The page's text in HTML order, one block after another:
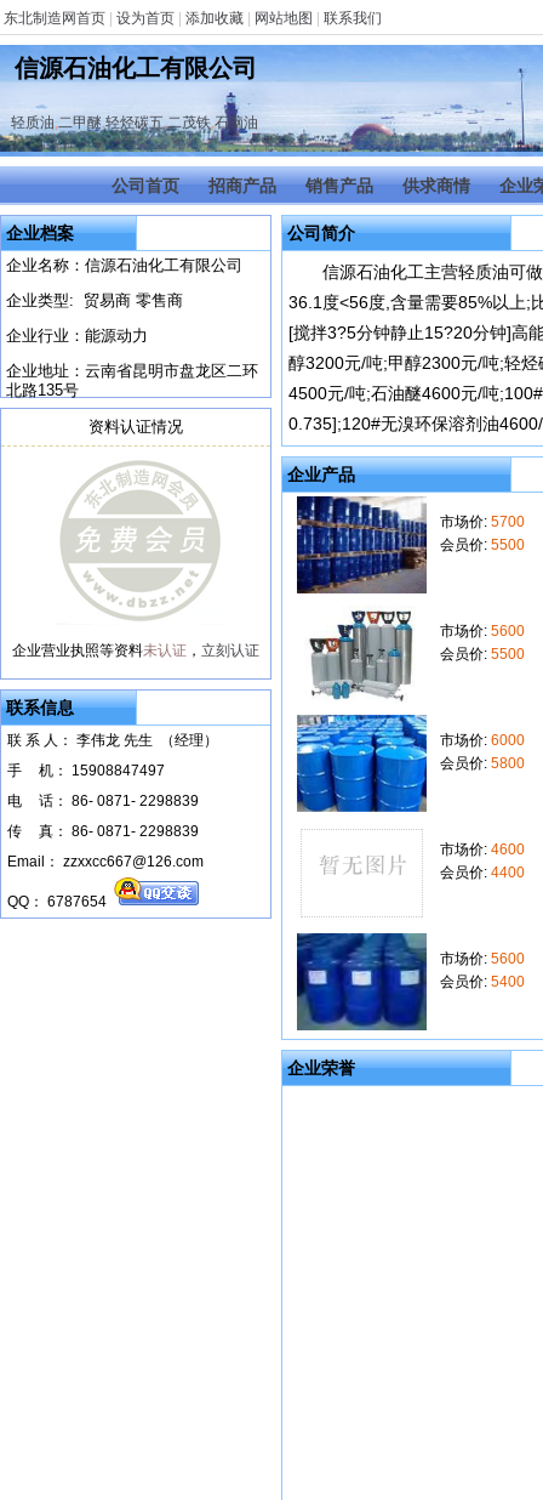
东北制造网首页 设为首页 添加收藏 网站地图 联系我们
信源石油化工有限公司
轻质油,二甲醚,轻烃碳五,二茂铁,石脑油
公司首页 招商产品 销售产品 供求商情 企业
企业档案
企业名称：信源石油化工有限公司
企业类型: 贸易商 零售商
企业行业：能源动力
企业地址：云南省昆明市盘龙区二环
北路135号
资料认证情况
企业营业执照等资料未认证 ， 立刻认证
联系信息
联 系 人： 李伟龙 先生 （经理）
手
机： 15908847497
电
话： 86- 0871- 2298839
传
真： 86- 0871- 2298839
Email： zzxxcc667@126.com
QQ： 6787654
公司简介
信源石油化工主营轻质油可
36.1度<56度,含量需要85%以上;
[搅拌3?5分钟静止15?20分钟]高
醇3200元/吨;甲醇2300元/吨;轻
4500元/吨;石油醚4600元/吨
0.735];120#无溴环保溶剂油
企业产品
市场价: 5700
会员价: 5500
市场价: 5600
会员价: 5500
市场价: 6000
会员价: 5800
市场价: 4600
会员价: 4400
市场价: 5600
会员价: 5400
企业荣誉